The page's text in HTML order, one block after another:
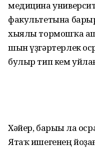
медицина
факультетына
хыялы тормошҡа
шын үҙгәртерлек
булыр тип кем
Хәйер, барыһы ла
Ятаҡ ише­генең